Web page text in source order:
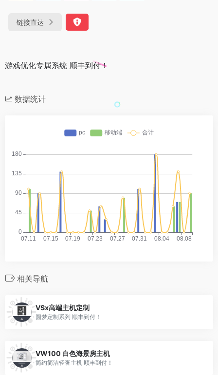
链接直达
游戏优化专属系统 顺丰到付！
数据统计
相关导航
VSx高端主机定制
圆梦定制系列 顺丰到付！
VW100 白色海景房主机
简约简洁轻奢主机 顺丰到付！